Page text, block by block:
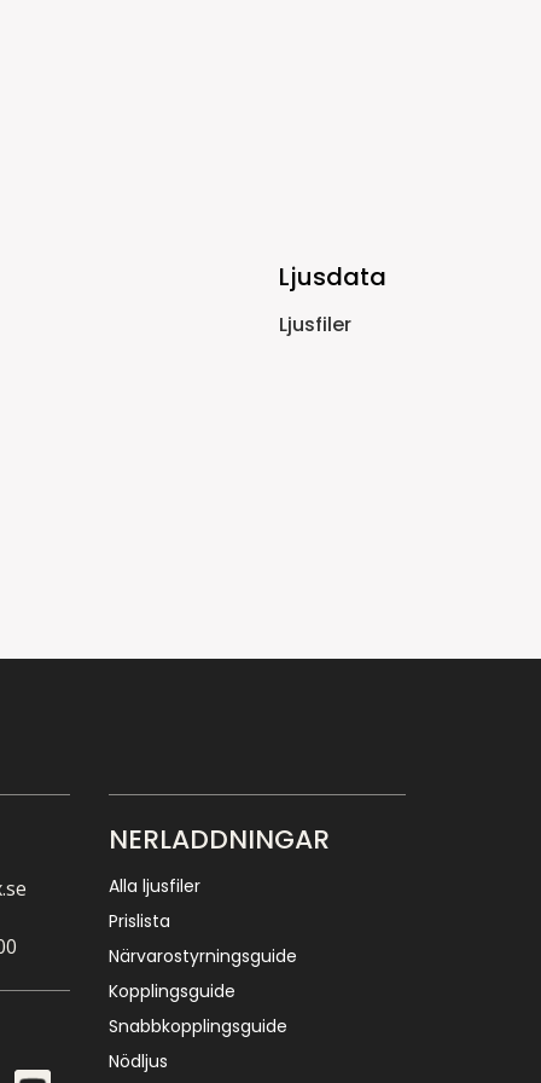
Ljusdata
Ljusfiler
NERLADDNINGAR
Alla ljusfiler
Prislista
Närvarostyrningsguide
Kopplingsguide
Snabbkopplingsguide
Nödljus